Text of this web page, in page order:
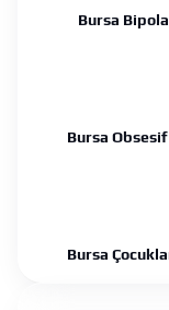
Bursa
Bursa
Bursa